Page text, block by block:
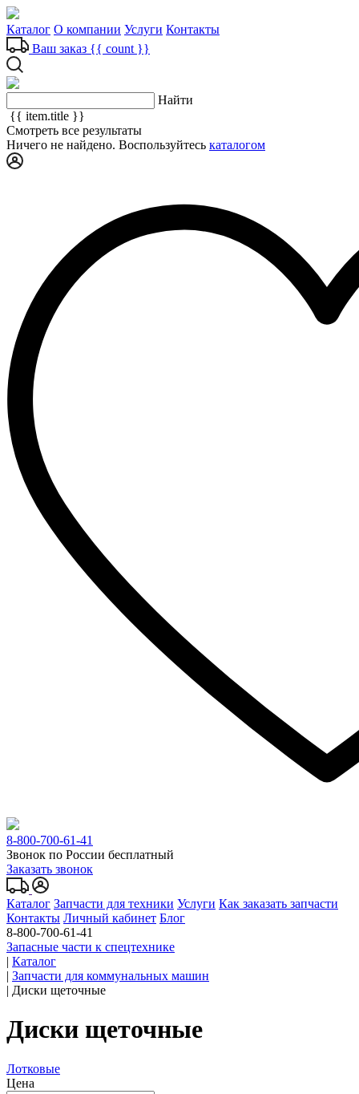
Каталог О компании Услуги Контакты
Ваш заказ {{ count }}
Найти
{{ item.title }}
Смотреть все результаты
Ничего не найдено. Воспользуйтесь каталогом
8-800-700-61-41
Звонок по России бесплатный
Заказать звонок
Каталог Запчасти для техники Услуги Как заказать запчасти
Контакты Личный кабинет Блог
8-800-700-61-41
Запасные части к спецтехнике
| Каталог
| Запчасти для коммунальных машин
| Диски щеточные
Диски щеточные
Лотковые
Цена